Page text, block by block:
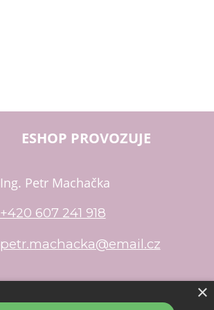
ESHOP PROVOZUJE
Ing. Petr Machačka
+420 607 241 918
petr.machacka@email.cz
×